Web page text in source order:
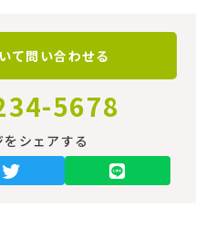
て問い合わせる
5678
シェアする